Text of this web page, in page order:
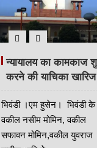
न्यायालय का कामकाज
करने की याचिका खारिज
भिवंडी ।एम हुसेन। भिवंडी के
वकील नसीम मोमिन, वकील
सफावन मोमिन,वकील युवराज